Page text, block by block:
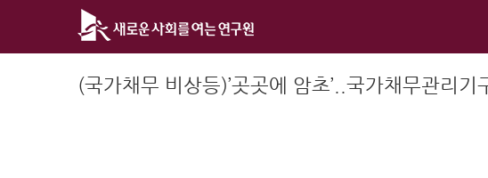
(국가채무 비상등)’곳곳에 암초’..국가채무관리기